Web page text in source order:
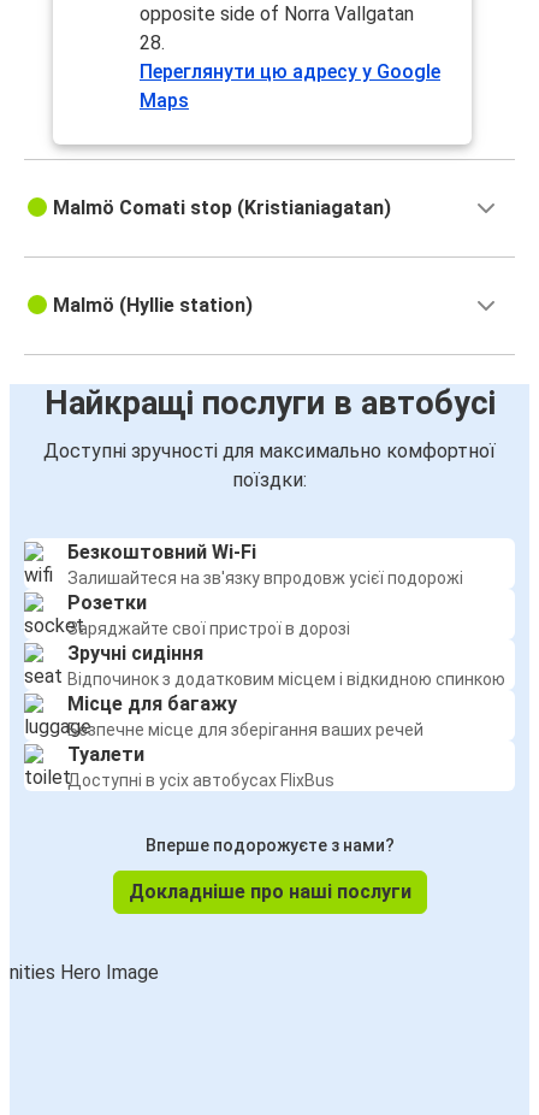
Мальме
Мальме
Ганновер
Мальме
Амстердам
Кіль
Мальме
Гальмстад
Мальме
Гальмстад
Мальме
Гельсінгборг
Мальме
opposite side of Norra Vallgatan
28.
Переглянути цю адресу у Google
Maps
Malmö Comati stop (Kristianiagatan)
Malmö (Hyllie station)
Найкращі послуги в автобусі
Доступні зручності для максимально комфортної
поїздки:
Безкоштовний Wi-Fi
Залишайтеся на зв'язку впродовж усієї подорожі
Розетки
Заряджайте свої пристрої в дорозі
Зручні сидіння
Відпочинок з додатковим місцем і відкидною спинкою
Місце для багажу
Безпечне місце для зберігання ваших речей
Туалети
Доступні в усіх автобусах FlixBus
Вперше подорожуєте з нами?
Докладніше про наші послуги